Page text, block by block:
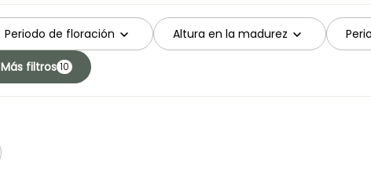
Periodo de floración Altura en la madurez
Más filtros 10